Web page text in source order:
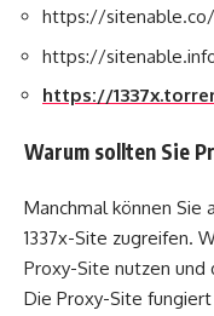
https://
https://
https://
Warum sollten Sie
Manchmal können Sie
1337x-Site zugreifen.
Proxy-Site nutzen
Die Proxy-Site